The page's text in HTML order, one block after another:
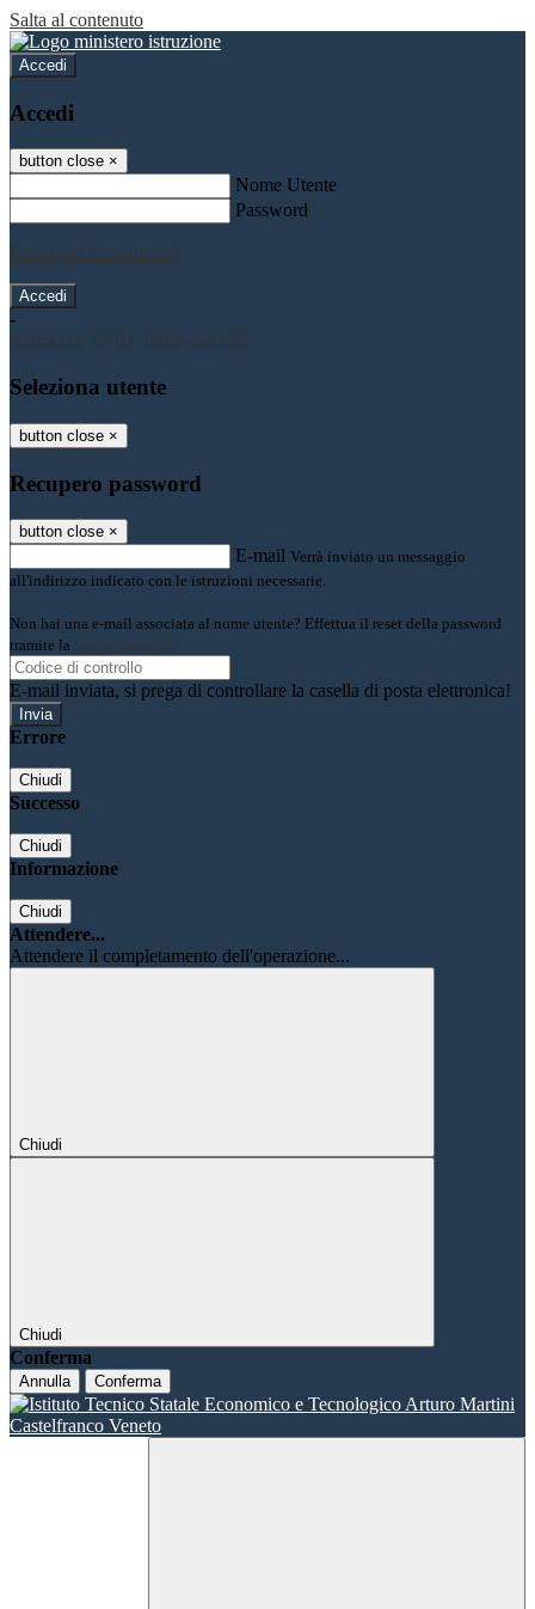
Salta al contenuto
Accedi
Accedi
button close ×
Nome Utente
Password
Password dimenticata?
-
Entra con SPID
Entra con CIE
Seleziona utente
button close ×
Recupero password
button close ×
E-mail Verrà inviato un messaggio
all'indirizzo indicato con le istruzioni necessarie.
Non hai una e-mail associata al nome utente? Effettua il reset della password
tramite la Login Spaggiari
E-mail inviata, si prega di controllare la casella di posta elettronica!
Errore
Chiudi
Successo
Chiudi
Informazione
Chiudi
Attendere...
Attendere il completamento dell'operazione...
Chiudi
Chiudi
Conferma
Annulla Conferma